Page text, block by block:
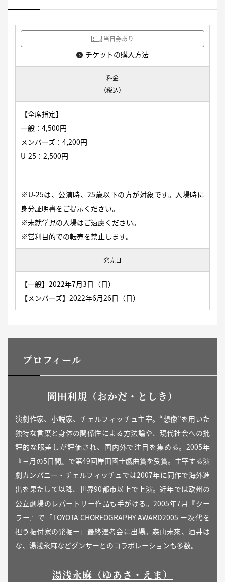
当日券あり
チケットの購入方法
料金
（税込）
【全席指定】
一般：4,500円
メンバーズ：4,200円
U-25：2,500円
※U-25は、公演時、25歳以下の方が対象です。入場時に
身分証明書をご提示ください。
※未就学児の入場はご遠慮ください。
※営利目的での転売を禁止します。
発売日
【一般】2022年7月3日（日）
【メンバーズ】2022年6月26日（日）
プロフィール
岡田利規（おかだ・としき）
演劇作家、小説家、チェルフィッチュ主宰。“想像”を用いた
独特な言葉と身体の関係性による方法論や、現代社会への批
評的な眼差しが評価され、国内外で注目を集める。2005年
『三月の5日間』で第49回岸田國士戯曲賞を受賞。主宰する演
劇カンパニー・チェルフィッチュでは2007年に同作で海外進
出を果たして以降、世界90都市以上で上演。近年では欧州の
公立劇場のレパートリー作品も手がける。2005年7月『クー
ラー』で「TOYOTA CHOREOGRAPHY AWARD2005 ー次代を
担う振付家の発掘ー」最終選考会に出場。森山未來、酒井は
な、湯浅永麻などダンサーとのコラボレーションも多数。
湯浅永麻（ゆあさ・えま）